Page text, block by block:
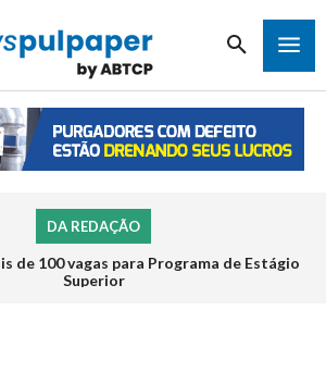
DA REDAÇÃO
de 100 vagas para Programa de Estágio
Superior
o Programa de Estágio 2026 da Veracel
abrem na próxima semana